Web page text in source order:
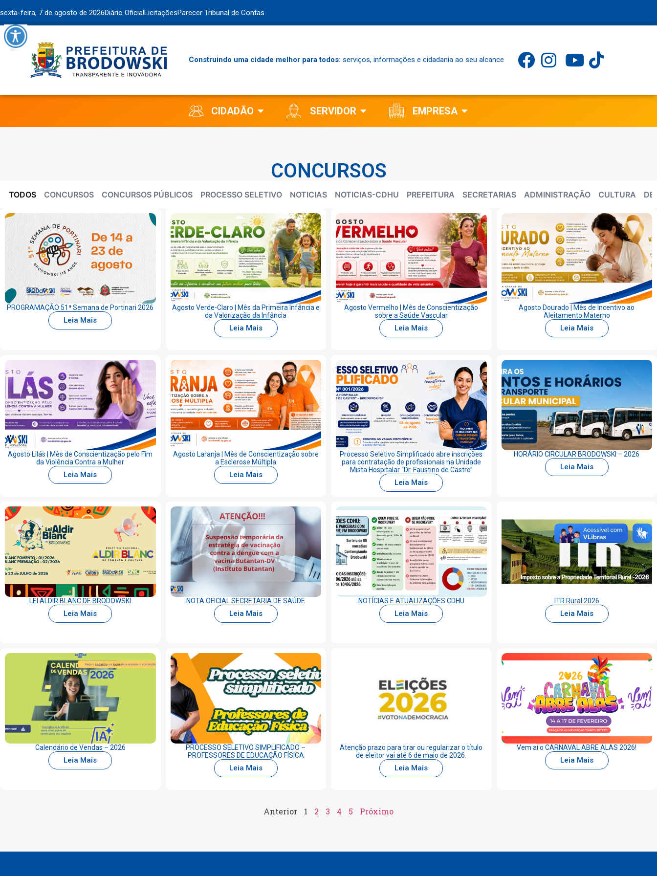
sexta-feira, 7 de agosto de 2026Diário OficialLicitaçõesParecer Tribunal de Contas
Construindo uma cidade melhor para todos: serviços, informações e cidadania ao seu alcance
CIDADÃO SERVIDOR EMPRESA
CONCURSOS
CONCURSOS CONCURSOS PÚBLICOS PROCESSO SELETIVO NOTICIAS NOTICIAS-CDHU PREFEITURA SECRETARIAS ADMINISTRAÇÃO CULTURA
TODOS
PROGRAMAÇÃO 51ª Semana de Portinari 2026
Leia Mais
Agosto Verde-Claro | Mês da Primeira Infância e
da Valorização da Infância
Leia Mais
Agosto Vermelho | Mês de Conscientização
sobre a Saúde Vascular
Leia Mais
Agosto Dourado | Mês de Incentivo ao
Aleitamento Materno
Leia Mais
Agosto Lilás | Mês de Conscientização pelo Fim
da Violência Contra a Mulher
Leia Mais
Agosto Laranja | Mês de Conscientização sobre
a Esclerose Múltipla
Leia Mais
Processo Seletivo Simplificado abre inscrições
para contratação de profissionais na Unidade
Mista Hospitalar “Dr. Faustino de Castro”
Leia Mais
HORÁRIO CIRCULAR BRODOWSKI – 2026
Leia Mais
LEI ALDIR BLANC DE BRODOWSKI
Leia Mais
NOTA OFICIAL SECRETARIA DE SAÚDE
Leia Mais
NOTÍCIAS E ATUALIZAÇÕES CDHU
Leia Mais
ITR Rural 2026
Leia Mais
Calendário de Vendas – 2026
Leia Mais
PROCESSO SELETIVO SIMPLIFICADO –
PROFESSORES DE EDUCAÇÃO FÍSICA
Leia Mais
Atenção prazo para tirar ou regularizar o título
de eleitor vai até 6 de maio de 2026.
Leia Mais
Vem aí o CARNAVAL ABRE ALAS 2026!
Leia Mais
Anterior 1 2 3 4 5 Próximo